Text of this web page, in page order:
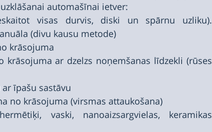
automašīnai ietver:
visas durvis, diski un spārnu uzliku).
(divu kausu metode)
krāsojuma
krāsojuma ar dzelzs noņemšanas līdzekli (rūses
īpašu sastāvu
no krāsojuma (virsmas attaukošana)
vaski, nanoaizsargvielas, keramikas